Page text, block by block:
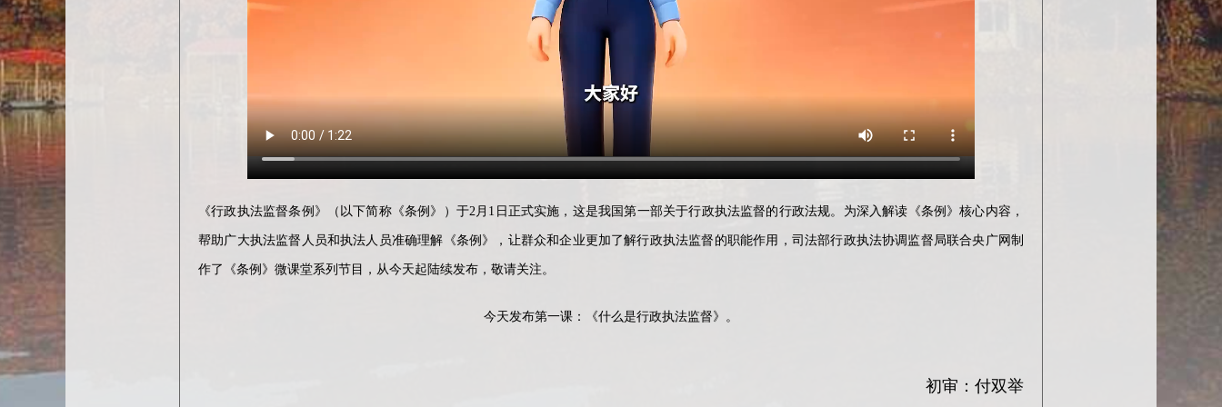
《行政执法监督条例》（以下简称《条例》）于2月1日正式实施，这是我国第一部关于行政执法监督的行政法规。为深入解读《条例》核心内容，
帮助广大执法监督人员和执法人员准确理解《条例》，让群众和企业更加了解行政执法监督的职能作用，司法部行政执法协调监督局联合央广网制
作了《条例》微课堂系列节目，从今天起陆续发布，敬请关注。
今天发布第一课：《什么是行政执法监督》。
初审：付双举